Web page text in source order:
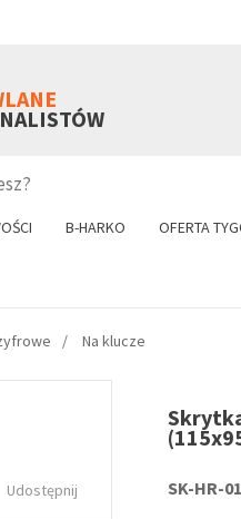
B-HARKO OFERTA
Na klucze
Udostępnij SK-HR-